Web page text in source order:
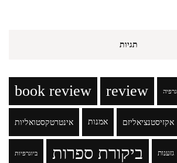
תגיות
book review review
אינטרטקסטואליות אמנות אקזיסטנציאליזם
ביוגרפיות ביקורת ספרות גזענות